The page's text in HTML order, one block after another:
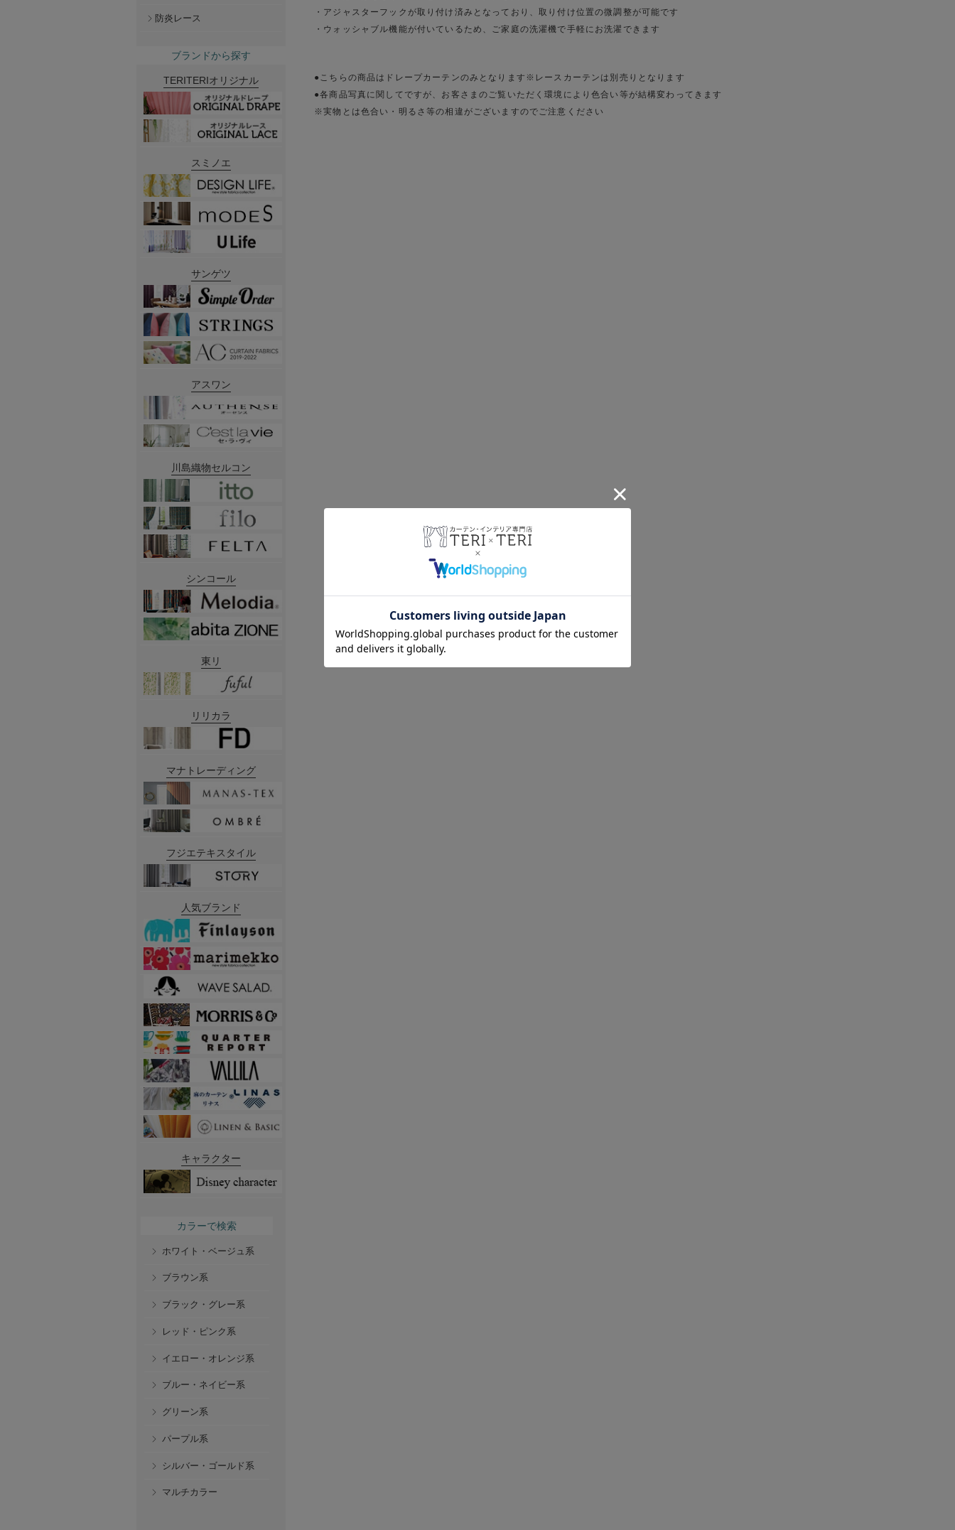
・アジャスターフックが取り付け済みとなっており、取り付け位置の微調整が可能です
・ウォッシャブル機能が付いているため、ご家庭の洗濯機で手軽にお洗濯できます
●こちらの商品はドレープカーテンのみとなります※レースカーテンは別売りとなります
●各商品写真に関してですが、お客さまのご覧いただく環境により色合い等が結構変わってきます
※実物とは色合い・明るさ等の相違がございますのでご注意ください
防炎レース
ブランドから探す
TERITERIオリジナル
スミノエ
サンゲツ
アスワン
川島織物セルコン
シンコール
東リ
リリカラ
マナトレーディング
フジエテキスタイル
人気ブランド
キャラクター
カラーで検索
ホワイト・ベージュ系
ブラウン系
ブラック・グレー系
レッド・ピンク系
イエロー・オレンジ系
ブルー・ネイビー系
グリーン系
パープル系
シルバー・ゴールド系
マルチカラー